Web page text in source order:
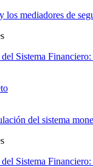
los mediadores de
Sistema
del sistema
Sistema